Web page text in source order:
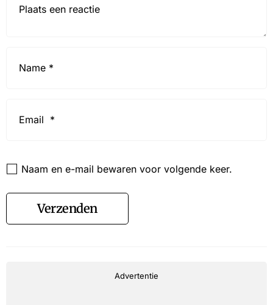
Naam en e-mail bewaren voor volgende keer.
Verzenden
Advertentie